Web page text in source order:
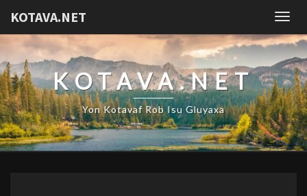
KOTAVA.NET
KOTAVA.NET
Yon Kotavaf Rob Isu Gluyaxa